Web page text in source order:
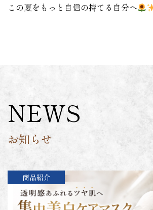
この夏をもっと自信の持てる自分へ
NEWS
お知らせ
商品紹介